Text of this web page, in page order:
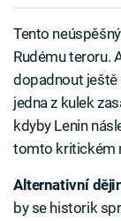
Tento
Rudému teroru.
dopadnout ještě
jedna z kulek
kdyby Lenin
tomto kritickém
Alternativní
by se historik